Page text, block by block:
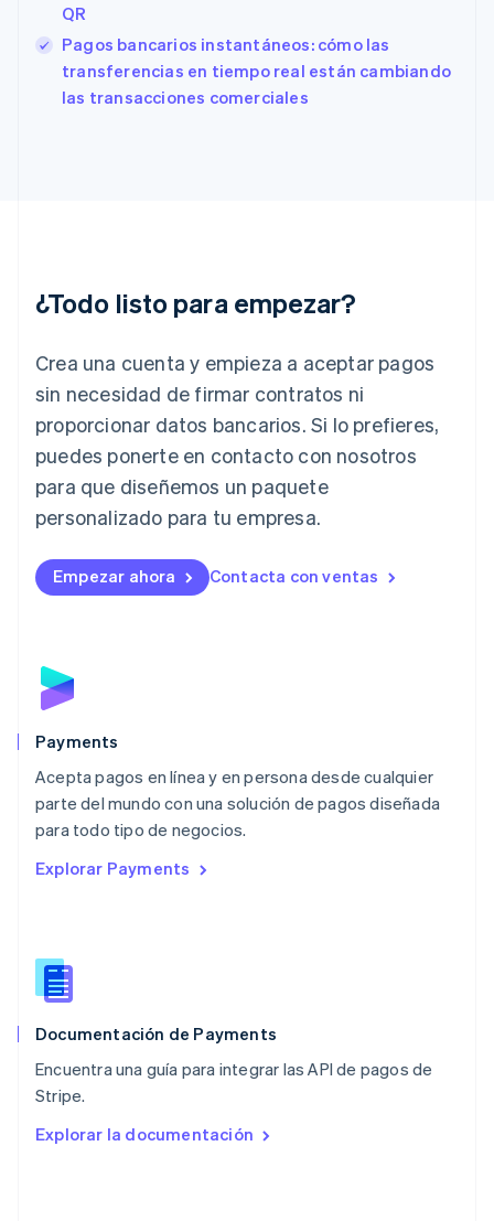
QR
Pagos bancarios instantáneos: cómo las
transferencias en tiempo real están cambiando
las transacciones comerciales
¿Todo listo para empezar?
Crea una cuenta y empieza a aceptar pagos
sin necesidad de firmar contratos ni
proporcionar datos bancarios. Si lo prefieres,
puedes ponerte en contacto con nosotros
para que diseñemos un paquete
personalizado para tu empresa.
Empezar ahora Contacta con ventas
Payments
Acepta pagos en línea y en persona desde cualquier
parte del mundo con una solución de pagos diseñada
para todo tipo de negocios.
Explorar Payments
Documentación de Payments
Encuentra una guía para integrar las API de pagos de
Stripe.
Explorar la documentación
English
Finlandia
EnglishSvenska
Francia
Irlanda
Italia
English
Japón
日本語English
Letonia
Liechtenstein
DeutschEnglish
English
Luxemburgo
Malta
English
EspañolEnglish
English
Nueva Zelandia
English
NederlandsEnglish
Português
RAE de Hong Kong, China
Reino Unido
República Checa
English
English